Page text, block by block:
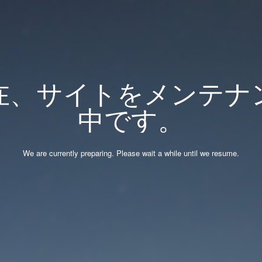
、サイトをメンテナ
中です。
We are currently preparing. Please wait a while until we resume.